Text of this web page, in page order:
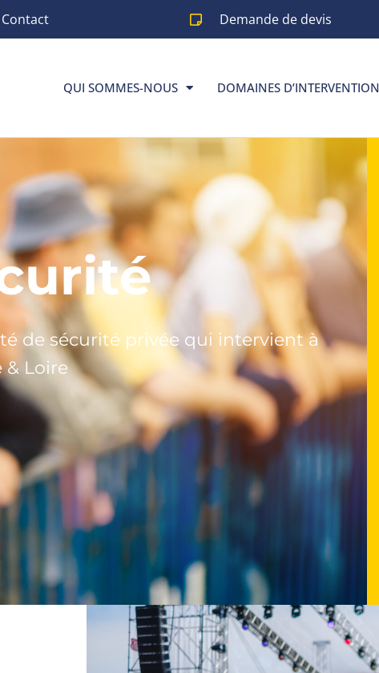
Contact Demande de devis
QUI SOMMES-NOUS DOMAINES D’INTERVENTION
de sécurité privée qui intervient à
& Loire